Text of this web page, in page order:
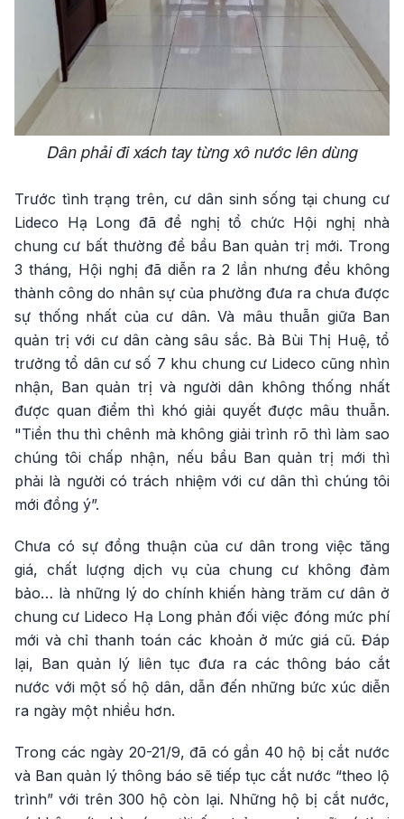
Dân phải đi xách tay từng xô nước lên dùng
Trước tình trạng trên, cư dân sinh sống tại chung cư
Lideco Hạ Long đã đề nghị tổ chức Hội nghị nhà
chung cư bất thường để bầu Ban quản trị mới. Trong
3 tháng, Hội nghị đã diễn ra 2 lần nhưng đều không
thành công do nhân sự của phường đưa ra chưa được
sự thống nhất của cư dân. Và mâu thuẫn giữa Ban
quản trị với cư dân càng sâu sắc. Bà Bùi Thị Huệ, tổ
trưởng tổ dân cư số 7 khu chung cư Lideco cũng nhìn
nhận, Ban quản trị và người dân không thống nhất
được quan điểm thì khó giải quyết được mâu thuẫn.
"Tiền thu thì chênh mà không giải trình rõ thì làm sao
chúng tôi chấp nhận, nếu bầu Ban quản trị mới thì
phải là người có trách nhiệm với cư dân thì chúng tôi
mới đồng ý”.
Chưa có sự đồng thuận của cư dân trong việc tăng
giá, chất lượng dịch vụ của chung cư không đảm
bảo… là những lý do chính khiến hàng trăm cư dân ở
chung cư Lideco Hạ Long phản đối việc đóng mức phí
mới và chỉ thanh toán các khoản ở mức giá cũ. Đáp
lại, Ban quản lý liên tục đưa ra các thông báo cắt
nước với một số hộ dân, dẫn đến những bức xúc diễn
ra ngày một nhiều hơn.
Trong các ngày 20-21/9, đã có gần 40 hộ bị cắt nước
và Ban quản lý thông báo sẽ tiếp tục cắt nước “theo lộ
trình” với trên 300 hộ còn lại. Những hộ bị cắt nước,